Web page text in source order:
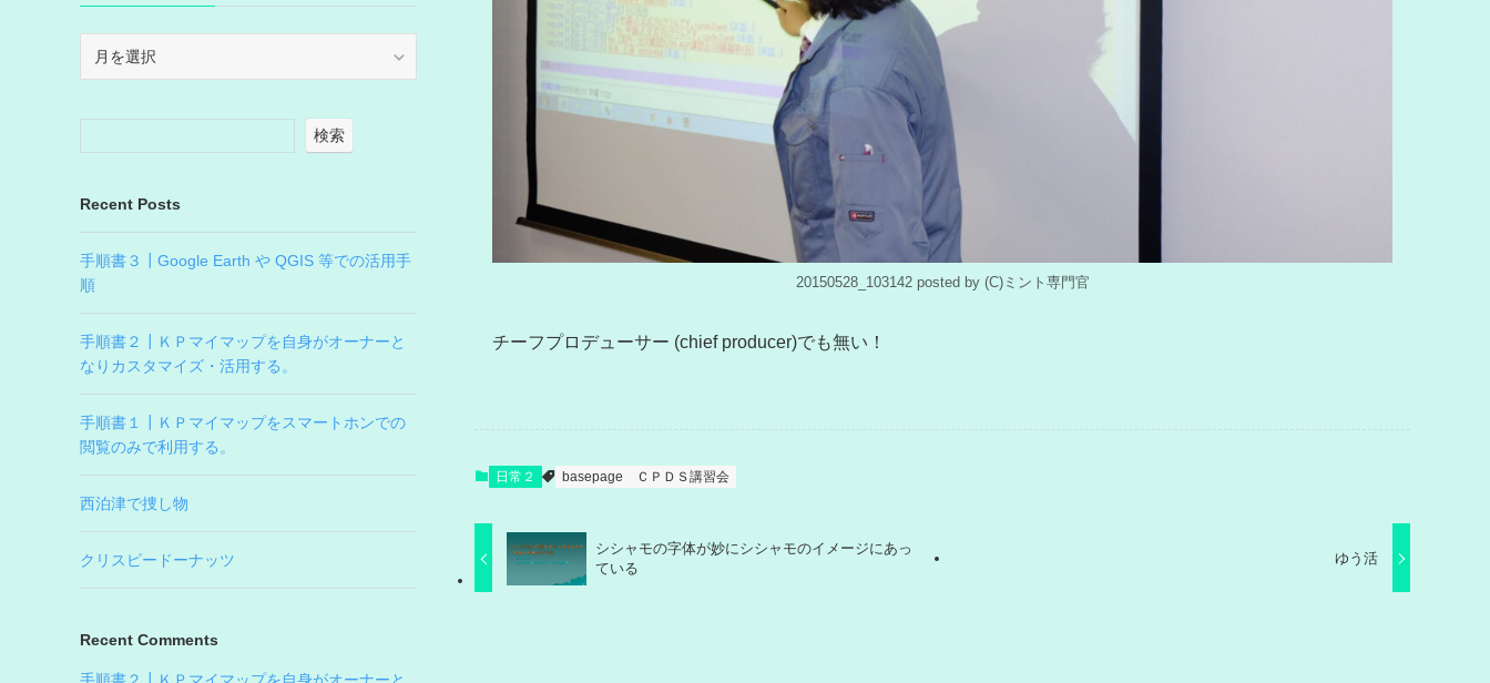
20150528_103142 posted by (C)ミント専門官
チーフプロデューサー (chief producer)でも無い！
日常２ basepage ＣＰＤＳ講習会
シシャモの字体が妙にシシャモのイメージにあっ
ている
ゆう活
イ
検索
Recent Posts
手順書３┃Google Earth や QGIS 等での活用手
順
手順書２┃ＫＰマイマップを自身がオーナーと
なりカスタマイズ・活用する。
手順書１┃ＫＰマイマップをスマートホンでの
閲覧のみで利用する。
西泊津で捜し物
クリスピードーナッツ
Recent Comments
手順書２┃ＫＰマイマップを自身がオーナーと